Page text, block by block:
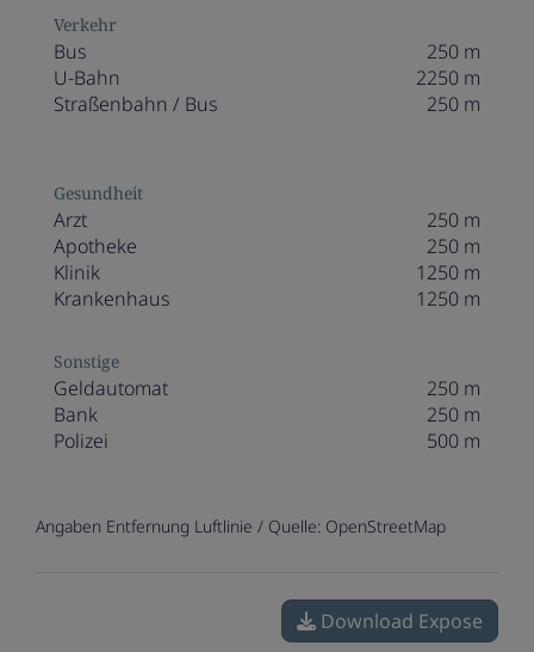
Verkehr
Bus
250 m
U-Bahn
2250 m
Straßenbahn / Bus
250 m
Gesundheit
Arzt
250 m
Apotheke
250 m
Klinik
1250 m
Krankenhaus
1250 m
Sonstige
Geldautomat
250 m
Bank
250 m
Polizei
500 m
Angaben Entfernung Luftlinie / Quelle: OpenStreetMap
Download Expose